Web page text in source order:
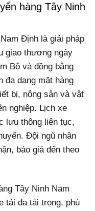
hàng Tây Ninh
Định là giải pháp
giao thương ngày
Bộ và đồng bằng
đa dạng mặt hàng
bị, nông sản và vật
nghiệp. Lịch xe
lưu thông liên tục,
Đội ngũ nhân
báo giá đến theo
Tây Ninh Nam
tải đa tải trọng, phù